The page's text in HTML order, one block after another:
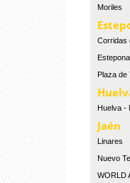
Moriles
Corridas
Plaza de
Huelva -
Jaén
Linares
Nuevo
WORLD